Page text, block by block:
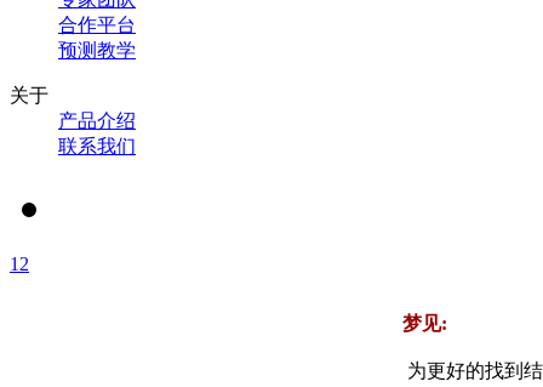
合作平台
预测教学
关于
产品介绍
联系我们
1 2
梦见:
为更好的找到